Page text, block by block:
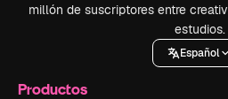
millón de suscriptores entre
estudios.
Español
Productos